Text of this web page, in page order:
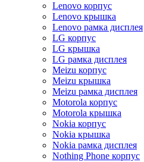
Lenovo корпус
Lenovo крышка
Lenovo рамка дисплея
LG корпус
LG крышка
LG рамка дисплея
Meizu корпус
Meizu крышка
Meizu рамка дисплея
Motorola корпус
Motorola крышка
Nokia корпус
Nokia крышка
Nokia рамка дисплея
Nothing Phone корпус